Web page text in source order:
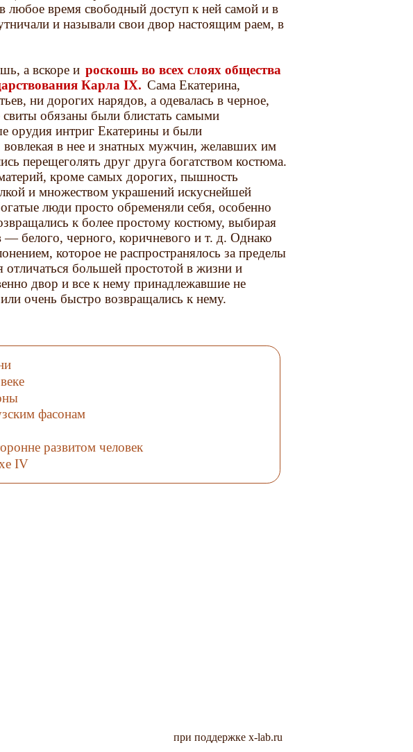
любое время свободный доступ к ней самой и в
и называли свои двор настоящим раем, в
а вскоре и роскошь во всех слоях общества
Карла IX. Сама Екатерина,
ни дорогих нарядов, а одевалась в черное,
обязаны были блистать самыми
орудия интриг Екатерины и были
вовлекая в нее и знатных мужчин, желавших им
перещеголять друг друга богатством костюма.
кроме самых дорогих, пышность
и множеством украшений искуснейшей
люди просто обременяли себя, особенно
к более простому костюму, выбирая
— белого, черного, коричневого и т. д. Однако
которое не распространялось за пределы
отличаться большей простотой в жизни и
двор и все к нему принадлежавшие не
очень быстро возвращались к нему.
фасонам
развитом человек
IV
при поддержке x-lab.ru